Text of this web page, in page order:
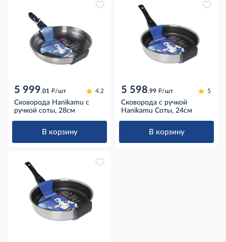
5 999.01 д/шт 4.2
Сковорода Hanikamu с
ручкой соты, 28см
В корзину
5 598.99 д/шт 5
Сковорода с ручкой
Hanikamu Соты, 24см
В корзину